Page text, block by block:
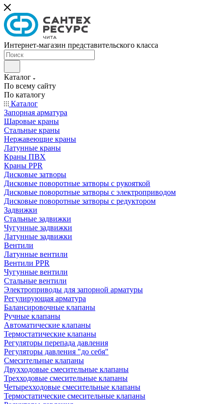
Интернет-магазин представительского класса
Каталог
По всему сайту
По каталогу
Каталог
Запорная арматура
Шаровые краны
Стальные краны
Нержавеющие краны
Латунные краны
Краны ПВХ
Краны PPR
Дисковые затворы
Дисковые поворотные затворы с рукояткой
Дисковые поворотные затворы с электроприводом
Дисковые поворотные затворы с редуктором
Задвижки
Стальные задвижки
Чугунные задвижки
Латунные задвижки
Вентили
Латунные вентили
Вентили PPR
Чугунные вентили
Стальные вентили
Электроприводы для запорной арматуры
Регулирующая арматура
Балансировочные клапаны
Ручные клапаны
Автоматические клапаны
Термостатические клапаны
Регуляторы перепада давления
Регуляторы давления "до себя"
Смесительные клапаны
Двухходовые смесительные клапаны
Трехходовые смесительные клапаны
Четырехходовые смесительные клапаны
Термостатические смесительные клапаны